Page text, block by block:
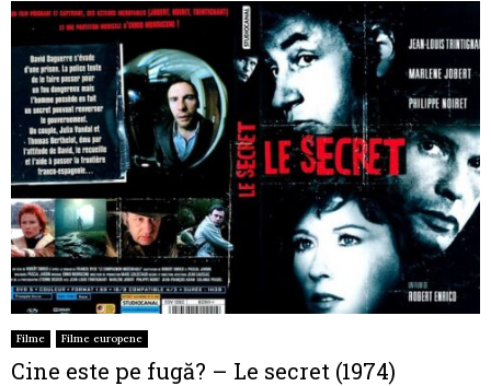
Filme Filme europene
Cine este pe fugă? – Le secret (1974)